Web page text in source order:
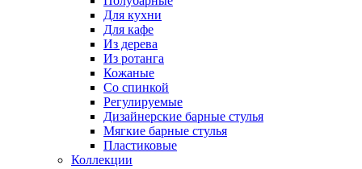
Для кухни
Для кафе
Из дерева
Из ротанга
Кожаные
Со спинкой
Регулируемые
Дизайнерские барные стулья
Мягкие барные стулья
Пластиковые
Коллекции